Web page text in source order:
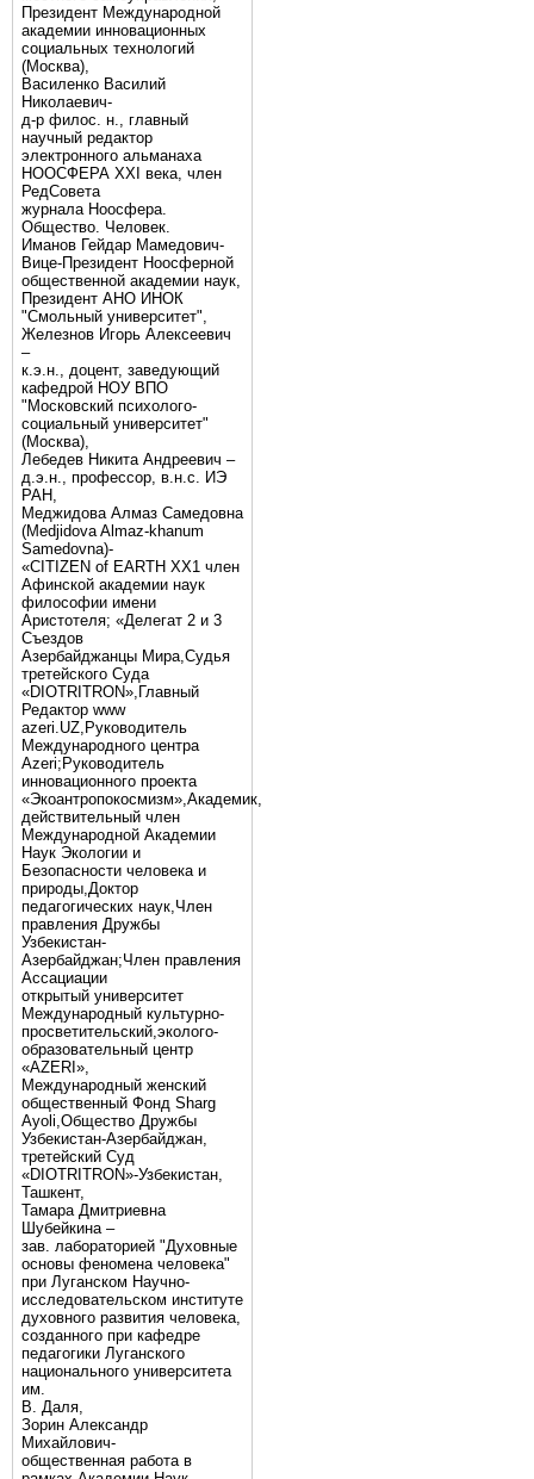
Президент Международной
академии инновационных
социальных технологий
(Москва),
Василенко Василий
Николаевич-
д-р филос. н., главный
научный редактор
электронного альманаха
НООСФЕРА XXI века, член
РедСовета
журнала Ноосфера.
Общество. Человек.
Иманов Гейдар Мамедович-
Вице-Президент Ноосферной
общественной академии наук,
Президент АНО ИНОК
"Смольный университет",
Железнов Игорь Алексеевич
–
к.э.н., доцент, заведующий
кафедрой НОУ ВПО
"Московский психолого-
социальный университет"
(Москва),
Лебедев Никита Андреевич –
д.э.н., профессор, в.н.с. ИЭ
РАН,
Меджидова Алмаз Самедовна
(Medjidova Almaz-khanum
Samedovna)-
«CITIZEN of EARTH XX1 член
Афинской академии наук
философии имени
Аристотеля; «Делегат 2 и 3
Съездов
Азербайджанцы Мира,Судья
третейского Суда
«DIOTRITRON»,Главный
Редактор www
azeri.UZ,Руководитель
Международного центра
Аzeri;Руководитель
инновационного проекта
«Экоантропокосмизм»,Академик,
действительный член
Международной Академии
Наук Экологии и
Безопасности человека и
природы,Доктор
педагогических наук,Член
правления Дружбы
Узбекистан-
Азербайджан;Член правления
Ассациации
открытый университет
Международный культурно-
просветительский,эколого-
образовательный центр
«AZERI»,
Mеждународный женский
общественный Фонд Sharg
Аyoli,Общество Дружбы
Узбекистан-Азербайджан,
третейский Суд
«DIOTRITRON»-Узбекистан,
Ташкент,
Тамара Дмитриевна
Шубейкина –
зав. лабораторией "Духовные
основы феномена человека"
при Луганском Научно-
исследовательском институте
духовного развития человека,
созданного при кафедре
педагогики Луганского
национального университета
им.
В. Даля,
Зорин Александр
Михайлович-
общественная работа в